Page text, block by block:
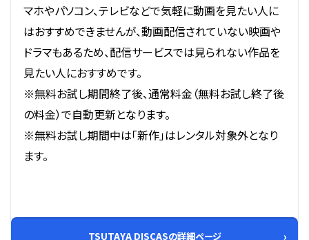
マホやパソコン、テレビなどで気軽に動画を見たい人に
はおすすめできませんが、動画配信されていない映画や
ドラマもあるため、配信サービスでは見られない作品を
見たい人におすすめです。
※無料お試し期間終了後、通常料金（無料お試し終了後
の料金）で自動更新となります。
※無料お試し期間中は「新作」はレンタル対象外となり
ます。
TSUTAYA DISCASの詳細ページ